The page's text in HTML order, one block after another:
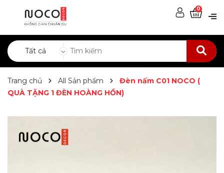
Tất cả
0
Trang chủ All Sản phẩm
Đèn nấm C01 NOCO (
QUÀ TẶNG 1 ĐÈN HOÀNG HỒN)